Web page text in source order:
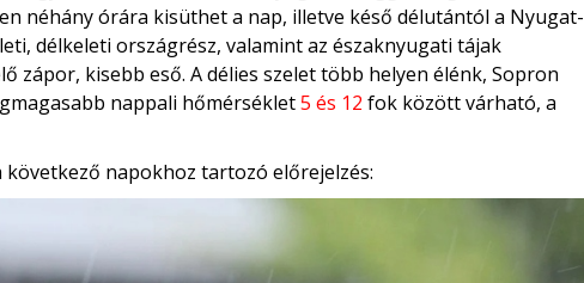
néhány órára kisüthet a nap, illetve késő délutántól a Nyugat-
délkeleti országrész, valamint az északnyugati tájak
zápor, kisebb eső. A délies szelet több helyen élénk, Sopron
nappali hőmérséklet5 és 12 fok között várható, a
napokhoz tartozó előrejelzés: